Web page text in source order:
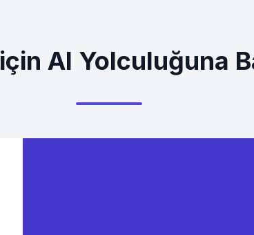
için AI Yolculuğuna